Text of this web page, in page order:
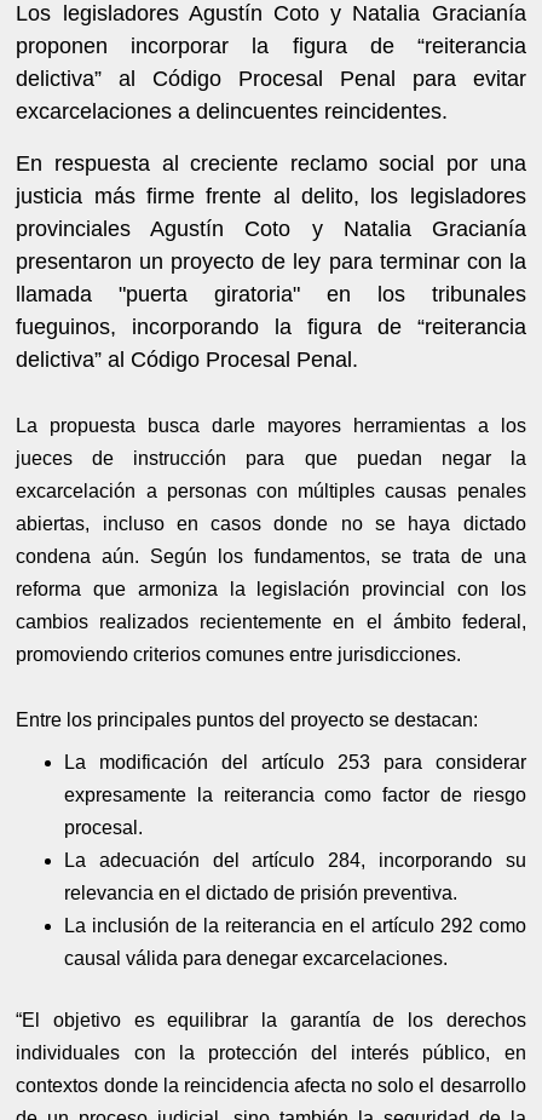
Los legisladores Agustín Coto y Natalia Gracianía
proponen incorporar la figura de “reiterancia
delictiva” al Código Procesal Penal para evitar
excarcelaciones a delincuentes reincidentes.
En respuesta al creciente reclamo social por una
justicia más firme frente al delito, los legisladores
provinciales Agustín Coto y Natalia Gracianía
presentaron un proyecto de ley para terminar con la
llamada "puerta giratoria" en los tribunales
fueguinos, incorporando la figura de “reiterancia
delictiva” al Código Procesal Penal.
La propuesta busca darle mayores herramientas a los
jueces de instrucción para que puedan negar la
excarcelación a personas con múltiples causas penales
abiertas, incluso en casos donde no se haya dictado
condena aún. Según los fundamentos, se trata de una
reforma que armoniza la legislación provincial con los
cambios realizados recientemente en el ámbito federal,
promoviendo criterios comunes entre jurisdicciones.
Entre los principales puntos del proyecto se destacan:
La modificación del artículo 253 para considerar
expresamente la reiterancia como factor de riesgo
procesal.
La adecuación del artículo 284, incorporando su
relevancia en el dictado de prisión preventiva.
La inclusión de la reiterancia en el artículo 292 como
causal válida para denegar excarcelaciones.
“El objetivo es equilibrar la garantía de los derechos
individuales con la protección del interés público, en
contextos donde la reincidencia afecta no solo el desarrollo